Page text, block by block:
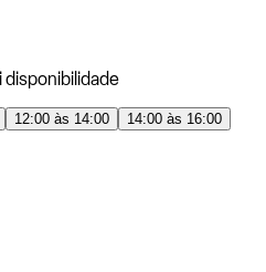
disponibilidade
12:00 às 14:00
14:00 às 16:00